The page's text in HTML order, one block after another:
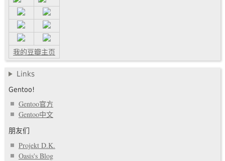
我的豆瓣主页
Links
Gentoo!
Gentoo官方
Gentoo中文
朋友们
Projekt D.K.
Oasis's Blog